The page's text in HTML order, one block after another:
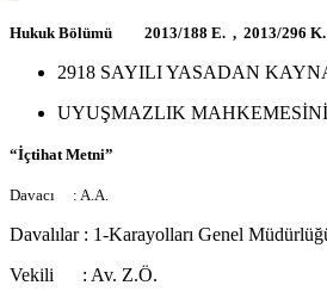
Hukuk Bölümü 2013/188 E. , 2013/296 K.
2918 SAYILI YASADAN
UYUŞMAZLIK
“İçtihat Metni”
Davacı : A.A.
Davalılar : 1-Karayolları Genel
Vekili : Av. Z.Ö.